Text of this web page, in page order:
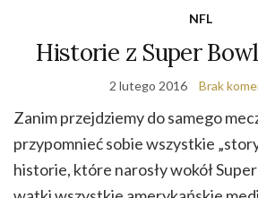
NFL
Historie z Super
2 lutego 2016 Brak
Zanim przejdziemy do samego
przypomnieć sobie wszystkie
historie, które narosły wokół